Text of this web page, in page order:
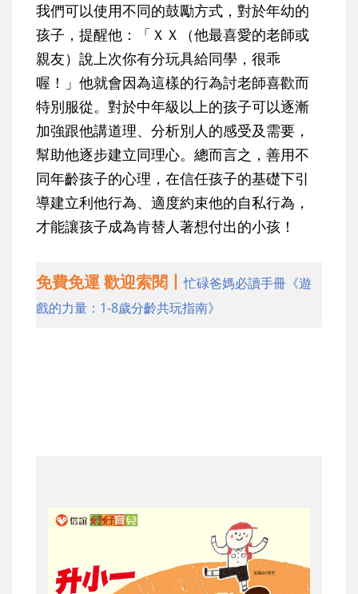
我們可以使用不同的鼓勵方式，對於年幼的
孩子，提醒他：「ＸＸ（他最喜愛的老師或
親友）說上次你有分玩具給同學，很乖
喔！」他就會因為這樣的行為討老師喜歡而
特別服從。對於中年級以上的孩子可以逐漸
加強跟他講道理、分析別人的感受及需要，
幫助他逐步建立同理心。總而言之，善用不
同年齡孩子的心理，在信任孩子的基礎下引
導建立利他行為、適度約束他的自私行為，
才能讓孩子成為肯替人著想付出的小孩！
免費免運 歡迎索閱丨忙碌爸媽必讀手冊《遊
戲的力量：1-8歲分齡共玩指南》